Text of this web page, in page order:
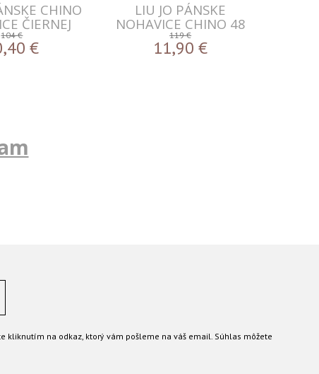
CHINO
ČIERNEJ
104 €
€
LIU JO PÁNSKE
NOHAVICE CHINO 48
119 €
11,90 €
na odkaz, ktorý vám pošleme na váš email. Súhlas môžete